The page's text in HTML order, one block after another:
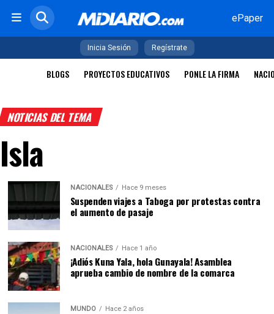
ePaper
Inicia Sesión Regístrate
BLOGS PROYECTOS EDUCATIVOS PONLE LA FIRMA
NOTICIAS DEL TEMA
Isla
NACIONALES Hace 9 meses
Suspenden viajes a Taboga por protestas contra
el aumento de pasaje
NACIONALES Hace 1 año
¡Adiós Kuna Yala, hola Gunayala! Asamblea
aprueba cambio de nombre de la comarca
MUNDO Hace 2 años